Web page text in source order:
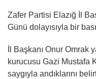
Zafer Partisi Elazığ İl
Günü dolayısıyla bir
İl Başkanı Onur Omrak
kurucusu Gazi Mustafa
saygıyla andıklarını